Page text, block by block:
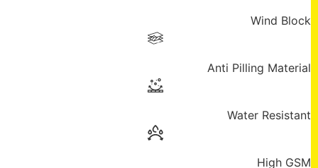
Wind Block
Anti Pilling Material
Water Resistant
High GSM